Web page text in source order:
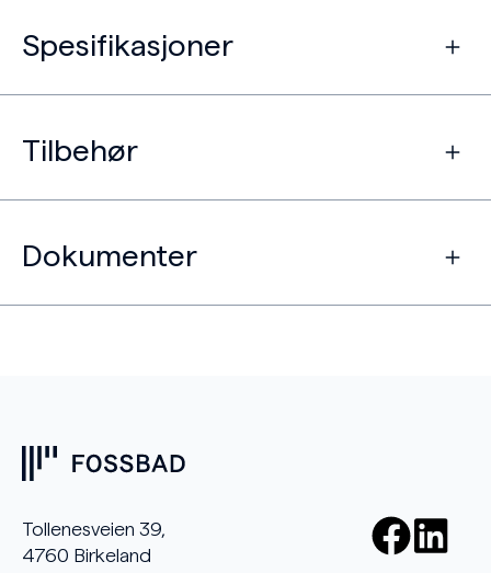
Spesifikasjoner
Tilbehør
Dokumenter
Tollenesveien 39,
4760 Birkeland